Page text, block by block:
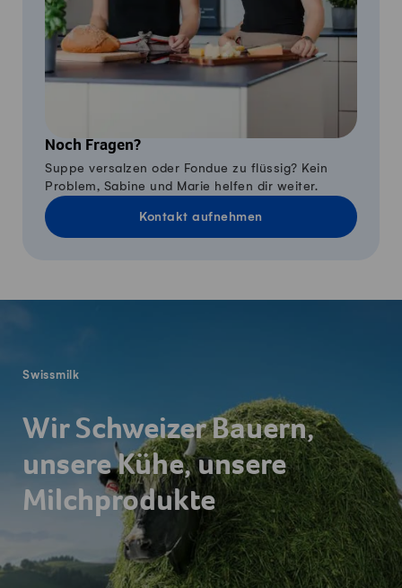
Noch Fragen?
Suppe versalzen oder Fondue zu flüssig? Kein
Problem, Sabine und Marie helfen dir weiter.
Kontakt aufnehmen
Swissmilk
Wir Schweizer Bauern,
unsere Kühe, unsere
Milchprodukte